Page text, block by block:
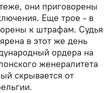
они приговорены
Еще трое - в
к штрафам. Судья
в этот же день
ордера на
женералитета
скрывается от